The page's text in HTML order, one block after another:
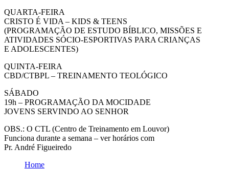
QUARTA-FEIRA
CRISTO É VIDA – KIDS & TEENS
(PROGRAMAÇÃO DE ESTUDO BÍBLICO, MISSÕES E
ATIVIDADES SÓCIO-ESPORTIVAS PARA CRIANÇAS
E ADOLESCENTES)
QUINTA-FEIRA
CBD/CTBPL – TREINAMENTO TEOLÓGICO
SÁBADO
19h – PROGRAMAÇÃO DA MOCIDADE
JOVENS SERVINDO AO SENHOR
OBS.: O CTL (Centro de Treinamento em Louvor)
Funciona durante a semana – ver horários com
Pr. André Figueiredo
Home